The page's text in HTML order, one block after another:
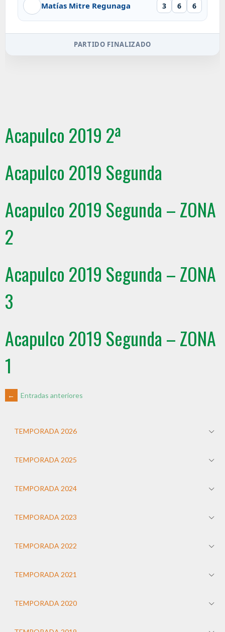
Matías Mitre Regunaga 3 6 6
PARTIDO FINALIZADO
Acapulco 2019 2ª
Acapulco 2019 Segunda
Acapulco 2019 Segunda – ZONA
2
Acapulco 2019 Segunda – ZONA
3
Acapulco 2019 Segunda – ZONA
1
← Entradas anteriores
TEMPORADA 2026
TEMPORADA 2025
TEMPORADA 2024
TEMPORADA 2023
TEMPORADA 2022
TEMPORADA 2021
TEMPORADA 2020